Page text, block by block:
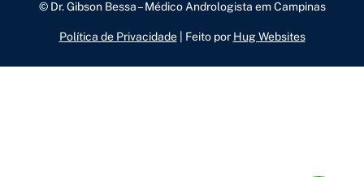
© Dr. Gibson Bessa – Médico Andrologista em Campinas
Política de Privacidade| Feito por Hug Websites